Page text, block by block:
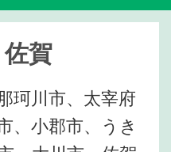
賀
珂川市、太宰府
、小郡市、うき